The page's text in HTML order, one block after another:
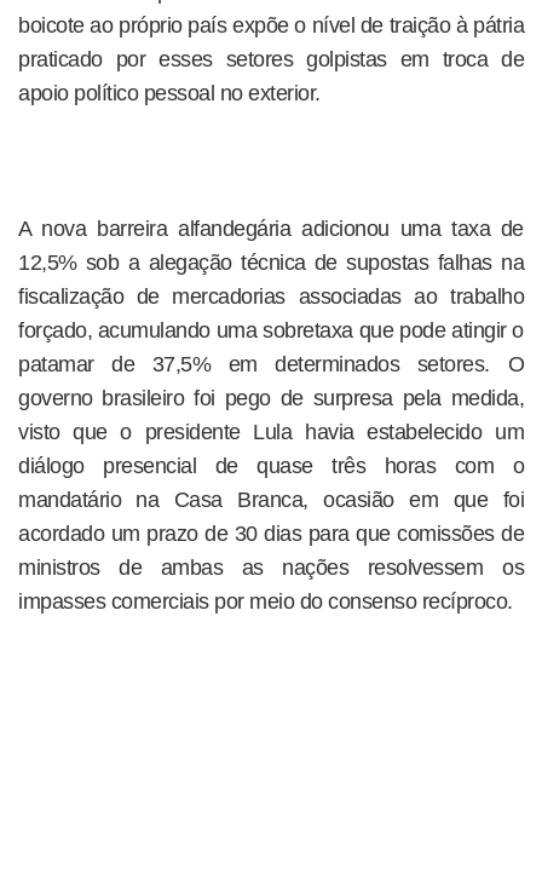
boicote ao próprio país expõe o nível de traição à pátria
praticado por esses setores golpistas em troca de
apoio político pessoal no exterior.
A nova barreira alfandegária adicionou uma taxa de
12,5% sob a alegação técnica de supostas falhas na
fiscalização de mercadorias associadas ao trabalho
forçado, acumulando uma sobretaxa que pode atingir o
patamar de 37,5% em determinados setores. O
governo brasileiro foi pego de surpresa pela medida,
visto que o presidente Lula havia estabelecido um
diálogo presencial de quase três horas com o
mandatário na Casa Branca, ocasião em que foi
acordado um prazo de 30 dias para que comissões de
ministros de ambas as nações resolvessem os
impasses comerciais por meio do consenso recíproco.